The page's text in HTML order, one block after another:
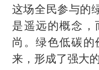
这场全民参与的
是遥远的概念
尚。绿色低碳
来，形成了强大